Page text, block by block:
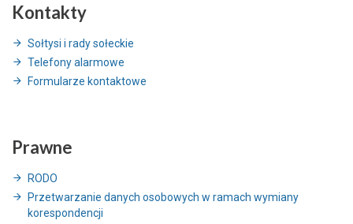
Kontakty
Sołtysi i rady sołeckie
Telefony alarmowe
Formularze kontaktowe
Prawne
RODO
Przetwarzanie danych osobowych w ramach wymiany
korespondencji